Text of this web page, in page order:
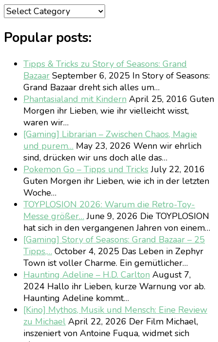
Categories
Popular posts:
Tipps & Tricks zu Story of Seasons: Grand
Bazaar September 6, 2025 In Story of Seasons:
Grand Bazaar dreht sich alles um…
Phantasialand mit Kindern April 25, 2016 Guten
Morgen ihr Lieben, wie ihr vielleicht wisst,
waren wir…
[Gaming] Librarian – Zwischen Chaos, Magie
und purem… May 23, 2026 Wenn wir ehrlich
sind, drücken wir uns doch alle das…
Pokemon Go – Tipps und TricksJuly 22, 2016
Guten Morgen ihr Lieben, wie ich in der letzten
Woche…
TOYPLOSION 2026: Warum die Retro-Toy-
Messe größer… June 9, 2026 Die TOYPLOSION
hat sich in den vergangenen Jahren von einem…
[Gaming] Story of Seasons: Grand Bazaar – 25
Tipps,… October 4, 2025 Das Leben in Zephyr
Town ist voller Charme. Ein gemütlicher…
Haunting Adeline – H.D. Carlton August 7,
2024 Hallo ihr Lieben, kurze Warnung vor ab.
Haunting Adeline kommt…
[Kino] Mythos, Musik und Mensch: Eine Review
zu Michael April 22, 2026 Der Film Michael,
inszeniert von Antoine Fuqua, widmet sich